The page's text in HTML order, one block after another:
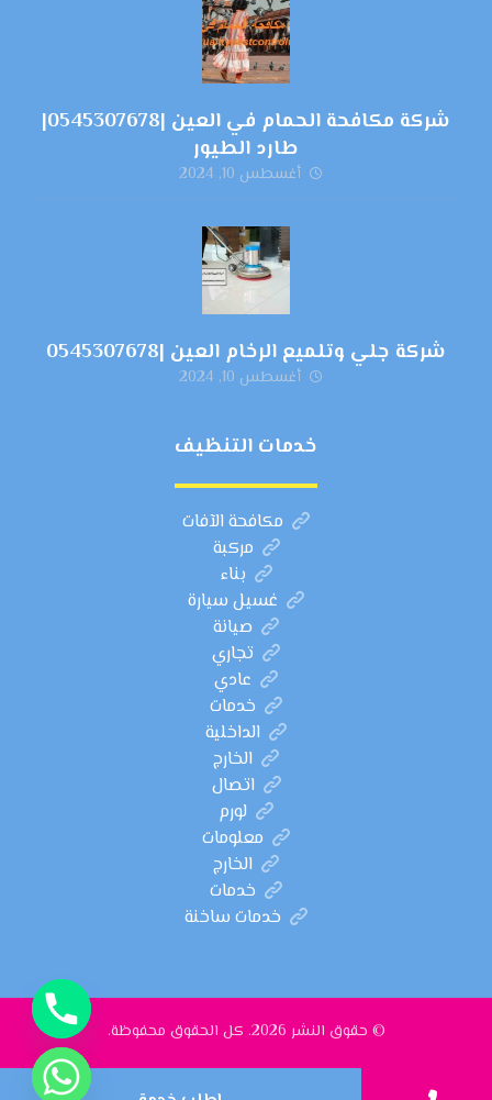
شركة مكافحة الحمام في العين |0545307678|
طارد الطيور
أغسطس 10, 2024
شركة جلي وتلميع الرخام العين |0545307678
أغسطس 10, 2024
خدمات التنظيف
مكافحة الآفات
مركبة
بناء
غسيل سيارة
صيانة
تجاري
عادي
خدمات
الداخلية
الخارج
اتصال
لورم
معلومات
الخارج
خدمات
خدمات ساخنة
© حقوق النشر 2026. كل الحقوق محفوظة.